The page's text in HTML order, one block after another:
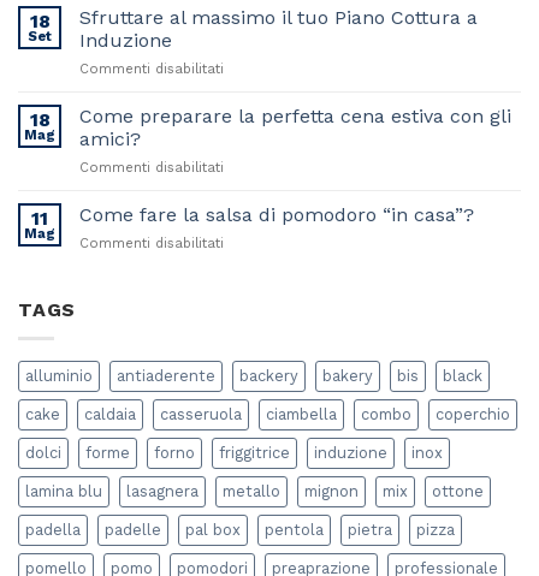
Piatti
italy
18
Set
Sfruttare al massimo il tuo Piano Cottura a
Induzione
Commenti disabilitati
massimo
Cottura
18
Mag
Come preparare la perfetta cena estiva con gli
amici?
Commenti disabilitati
preparare
11
Mag
Come fare la salsa di pomodoro “in casa”?
Commenti disabilitati
pomodoro
casa”?
TAGS
alluminio antiaderente backery bakery bis black
cake caldaia casseruola ciambella combo coperchio
dolci forme forno friggitrice induzione inox
lamina blu lasagnera metallo mignon mix ottone
padella padelle pal box pentola pietra pizza
pomello pomo pomodori preaprazione professionale